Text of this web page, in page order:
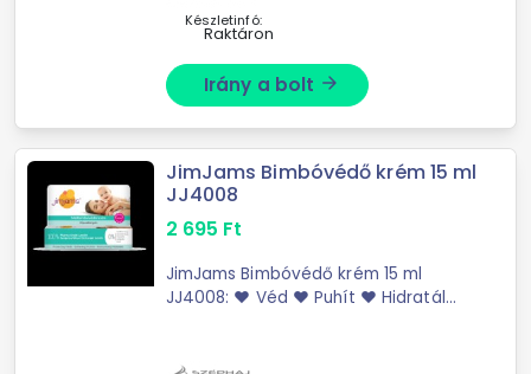
Készletinfó:
Raktáron
Irány a bolt arrow_forward
JimJams Bimbóvédő krém 15 ml
JJ4008
2 695 Ft
JimJams Bimbóvédő krém 15 ml
JJ4008: ♥ Véd ♥ Puhít ♥ Hidratál
szagú termék; ...